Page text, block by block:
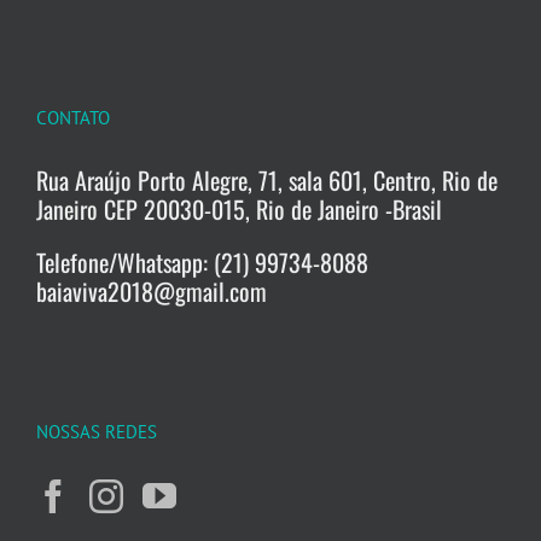
CONTATO
Rua Araújo Porto Alegre, 71, sala 601, Centro, Rio de
Janeiro CEP 20030-015, Rio de Janeiro -Brasil
Telefone/Whatsapp: (21) 99734-8088
baiaviva2018@gmail.com
NOSSAS REDES